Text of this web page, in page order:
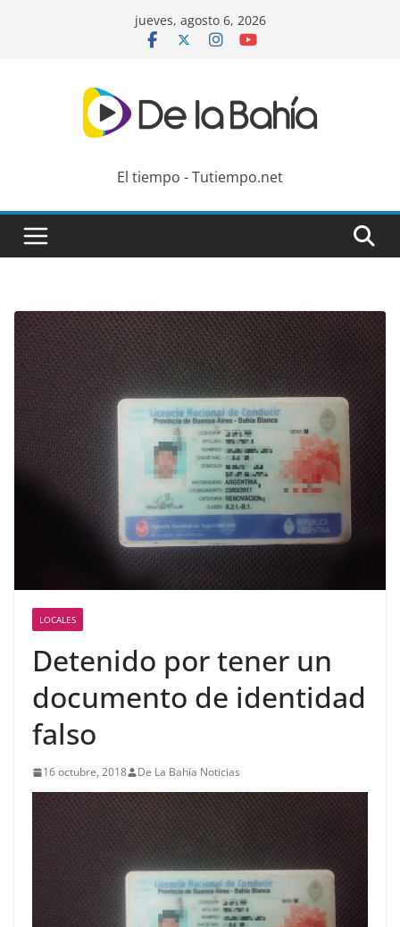
jueves, agosto 6, 2026
El tiempo - Tutiempo.net
LOCALES
Detenido por tener un
documento de identidad
falso
16 octubre, 2018 De La Bahía Noticias